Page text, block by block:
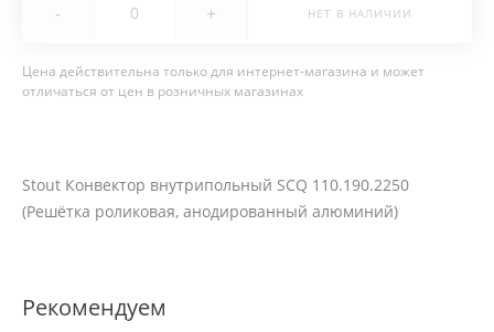
- + НЕТ В НАЛИЧИИ
Цена действительна только для интернет-магазина и может
отличаться от цен в розничных магазинах
Stout Конвектор внутрипольный SCQ 110.190.2250
(Решётка роликовая, анодированный алюминий)
Рекомендуем